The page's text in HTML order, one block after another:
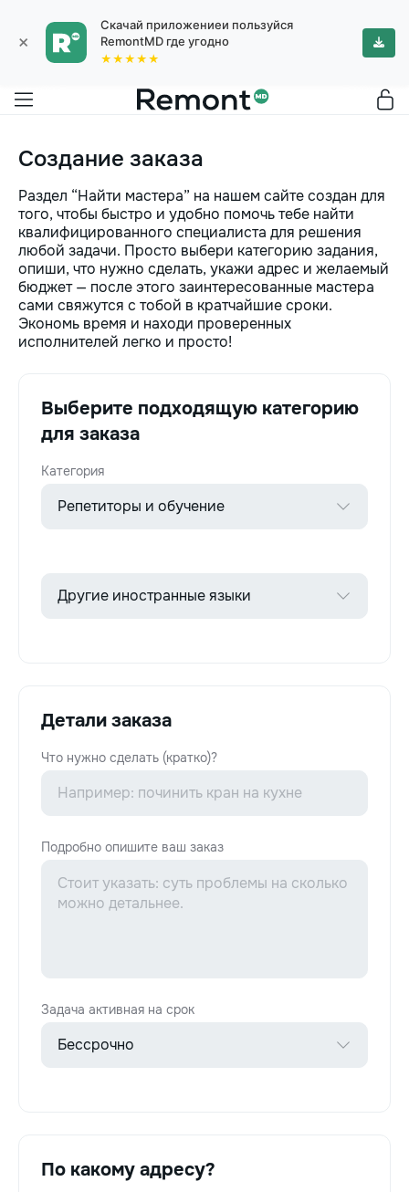
×
Скачай приложениеи пользуйся
RemontMD где угодно
★★★★★
Создание заказа
Раздел “Найти мастера” на нашем сайте создан для
того, чтобы быстро и удобно помочь тебе найти
квалифицированного специалиста для решения
любой задачи. Просто выбери категорию задания,
опиши, что нужно сделать, укажи адрес и желаемый
бюджет — после этого заинтересованные мастера
сами свяжутся с тобой в кратчайшие сроки.
Экономь время и находи проверенных
исполнителей легко и просто!
Выберите подходящую категорию
для заказа
Категория
Детали заказа
Что нужно сделать (кратко)?
Подробно опишите ваш заказ
Задача активная на срок
По какому адресу?